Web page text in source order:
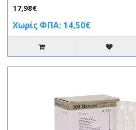
17,98€
Χωρίς ΦΠΑ: 14,50€